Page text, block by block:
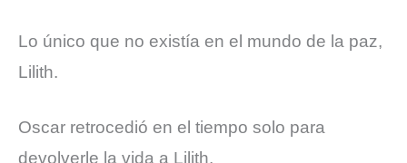
Lo único que no existía en el mundo de la paz,
Lilith.
Oscar retrocedió en el tiempo solo para
devolverle la vida a Lilith.